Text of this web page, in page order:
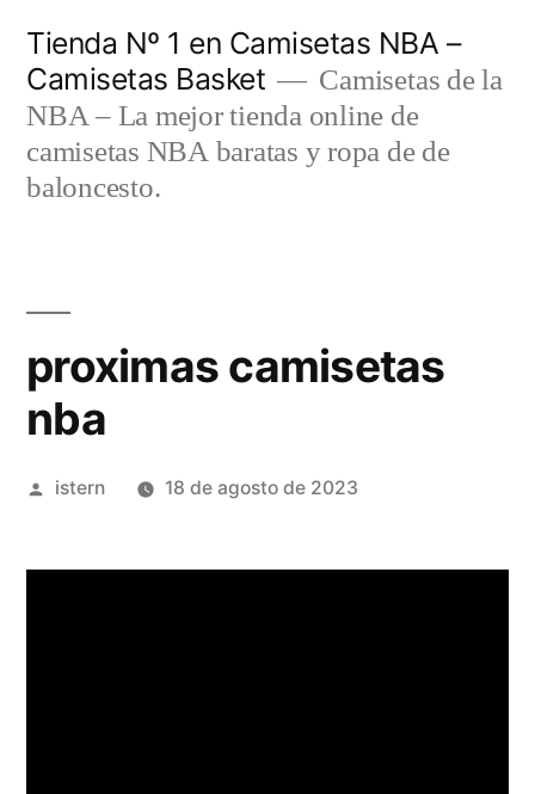
contenido
Tienda Nº 1 en Camisetas NBA –
Camisetas Basket
Camisetas de la
NBA – La mejor tienda online de
camisetas NBA baratas y ropa de de
baloncesto.
proximas camisetas
nba
Publicado
istern 18 de agosto de 2023